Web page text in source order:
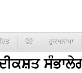
ਫੋਟੋ ਹੁਕਮਨਾਮਾ